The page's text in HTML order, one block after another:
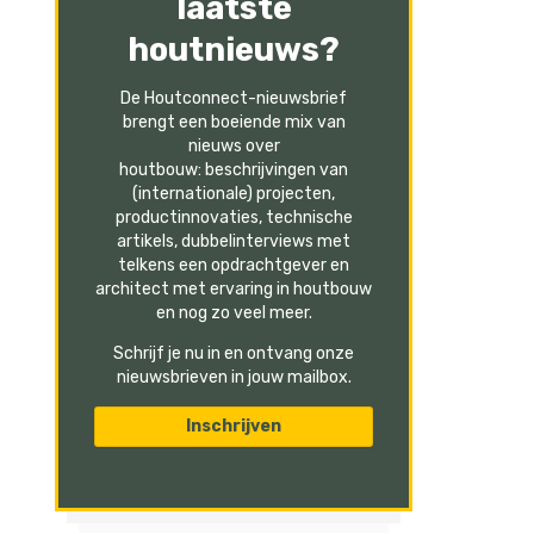
houtnieuws?
De Houtconnect-nieuwsbrief
brengt een boeiende mix van
nieuws over
houtbouw: beschrijvingen van
(internationale) projecten,
productinnovaties, technische
artikels, dubbelinterviews met
telkens een opdrachtgever en
architect met ervaring in houtbouw
en nog zo veel meer.
Schrijf je nu in en ontvang onze
nieuwsbrieven in jouw mailbox.